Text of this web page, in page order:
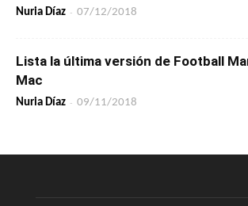
Nuria Díaz - 07/12/2018
Lista la última versión de Football
Mac
Nuria Díaz - 09/11/2018